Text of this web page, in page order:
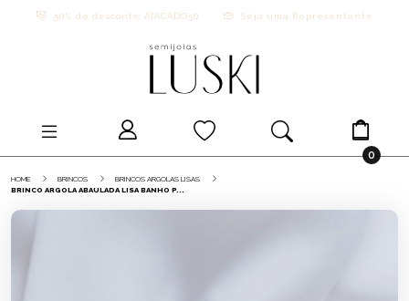
50% de desconto: ATACADO50 Seja uma Representante
0
HOME BRINCOS
BRINCOS ARGOLAS LISAS
BRINCO ARGOLA ABAULADA LISA BANHO P...